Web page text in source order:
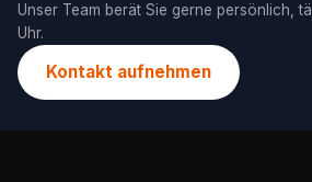
Unser Team berät Sie gerne persönlich,
Uhr.
Kontakt aufnehmen